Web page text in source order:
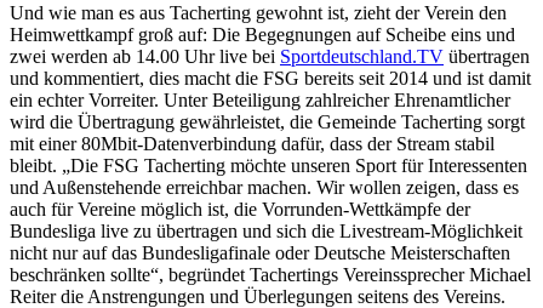
Und wie man es aus Tacherting gewohnt ist, zieht der Verein den
Heimwettkampf groß auf: Die Begegnungen auf Scheibe eins und
zwei werden ab 14.00 Uhr live bei Sportdeutschland.TV übertragen
und kommentiert, dies macht die FSG bereits seit 2014 und ist damit
ein echter Vorreiter. Unter Beteiligung zahlreicher Ehrenamtlicher
wird die Übertragung gewährleistet, die Gemeinde Tacherting sorgt
mit einer 80Mbit-Datenverbindung dafür, dass der Stream stabil
bleibt. „Die FSG Tacherting möchte unseren Sport für Interessenten
und Außenstehende erreichbar machen. Wir wollen zeigen, dass es
auch für Vereine möglich ist, die Vorrunden-Wettkämpfe der
Bundesliga live zu übertragen und sich die Livestream-Möglichkeit
nicht nur auf das Bundesligafinale oder Deutsche Meisterschaften
beschränken sollte“, begründet Tachertings Vereinssprecher Michael
Reiter die Anstrengungen und Überlegungen seitens des Vereins.